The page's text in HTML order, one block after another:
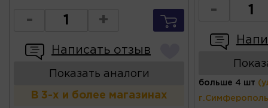
- +
Написать отзыв
Показать аналоги
В 3-х и более магазинах
-
больше 4 шт